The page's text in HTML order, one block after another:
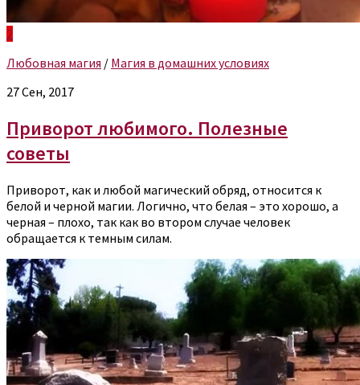
2
Любовная магия / Магия в домашних условиях
27 Сен, 2017
Приворот любимого. Полезные
советы
Приворот, как и любой магический обряд, относится к
белой и черной магии. Логично, что белая – это хорошо, а
черная – плохо, так как во втором случае человек
обращается к темным силам.